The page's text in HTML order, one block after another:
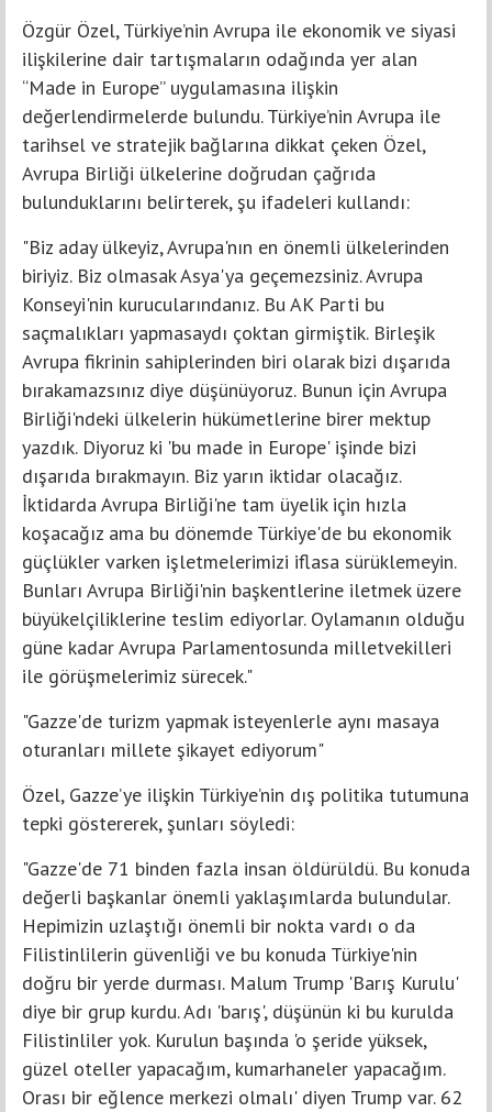
Özgür Özel, Türkiye’nin Avrupa ile ekonomik ve siyasi
ilişkilerine dair tartışmaların odağında yer alan
“Made in Europe” uygulamasına ilişkin
değerlendirmelerde bulundu. Türkiye’nin Avrupa ile
tarihsel ve stratejik bağlarına dikkat çeken Özel,
Avrupa Birliği ülkelerine doğrudan çağrıda
bulunduklarını belirterek, şu ifadeleri kullandı:
"Biz aday ülkeyiz, Avrupa'nın en önemli ülkelerinden
biriyiz. Biz olmasak Asya'ya geçemezsiniz. Avrupa
Konseyi'nin kurucularındanız. Bu AK Parti bu
saçmalıkları yapmasaydı çoktan girmiştik. Birleşik
Avrupa fikrinin sahiplerinden biri olarak bizi dışarıda
bırakamazsınız diye düşünüyoruz. Bunun için Avrupa
Birliği'ndeki ülkelerin hükümetlerine birer mektup
yazdık. Diyoruz ki 'bu made in Europe' işinde bizi
dışarıda bırakmayın. Biz yarın iktidar olacağız.
İktidarda Avrupa Birliği'ne tam üyelik için hızla
koşacağız ama bu dönemde Türkiye'de bu ekonomik
güçlükler varken işletmelerimizi iflasa sürüklemeyin.
Bunları Avrupa Birliği'nin başkentlerine iletmek üzere
büyükelçiliklerine teslim ediyorlar. Oylamanın olduğu
güne kadar Avrupa Parlamentosunda milletvekilleri
ile görüşmelerimiz sürecek."
"Gazze'de turizm yapmak isteyenlerle aynı masaya
oturanları millete şikayet ediyorum"
Özel, Gazze’ye ilişkin Türkiye’nin dış politika tutumuna
tepki göstererek, şunları söyledi:
"Gazze'de 71 binden fazla insan öldürüldü. Bu konuda
değerli başkanlar önemli yaklaşımlarda bulundular.
Hepimizin uzlaştığı önemli bir nokta vardı o da
Filistinlilerin güvenliği ve bu konuda Türkiye'nin
doğru bir yerde durması. Malum Trump 'Barış Kurulu'
diye bir grup kurdu. Adı 'barış', düşünün ki bu kurulda
Filistinliler yok. Kurulun başında 'o şeride yüksek,
güzel oteller yapacağım, kumarhaneler yapacağım.
Orası bir eğlence merkezi olmalı' diyen Trump var. 62